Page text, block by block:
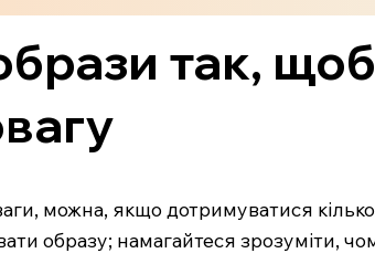
так,
можна, якщо дотримуватися
образу; намагайтеся зрозуміти,